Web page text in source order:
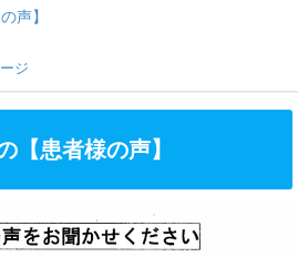
声】
ジ
【患者様の声】